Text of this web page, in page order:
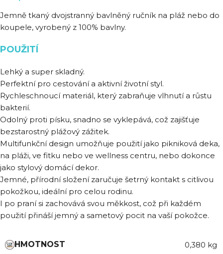
Jemně tkaný dvojstranný bavlněný ručník na pláž nebo do
koupele, vyrobený z 100% bavlny.
POUŽITÍ
Lehký a super skladný.
Perfektní pro cestování a aktivní životní styl.
Rychleschnoucí materiál, který zabraňuje vlhnutí a růstu
bakterií.
Odolný proti písku, snadno se vyklepává, což zajišťuje
bezstarostný plážový zážitek.
Multifunkční design umožňuje použití jako pikniková deka,
na pláži, ve fitku nebo ve wellness centru, nebo dokonce
jako stylový domácí dekor.
Jemné, přírodní složení zaručuje šetrný kontakt s citlivou
pokožkou, ideální pro celou rodinu.
I po praní si zachovává svou měkkost, což při každém
použití přináší jemný a sametový pocit na vaší pokožce.
HMOTNOST 0,380 kg